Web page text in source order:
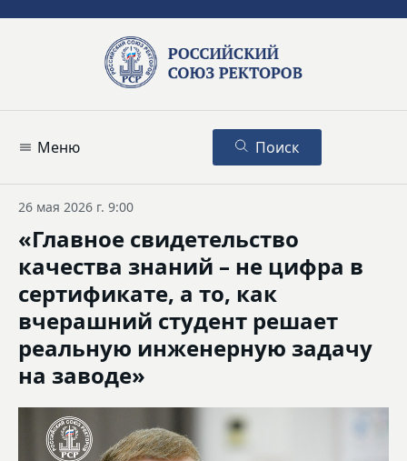
Меню Поиск
26 мая 2026 г. 9:00
«Главное свидетельство
качества знаний – не цифра в
сертификате, а то, как
вчерашний студент решает
реальную инженерную задачу
на заводе»